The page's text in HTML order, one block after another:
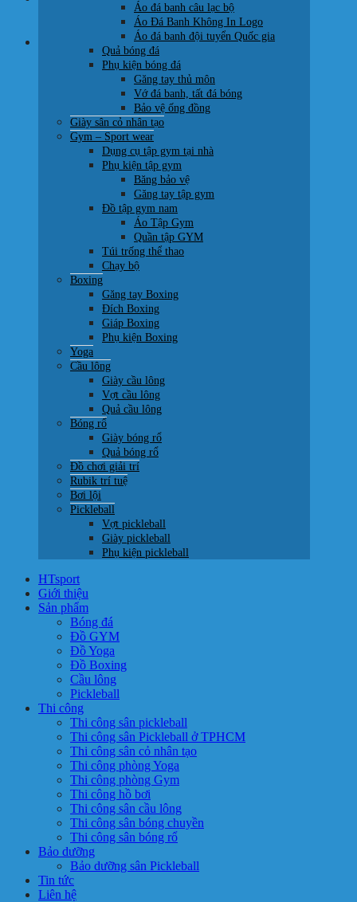
0707 22 77 93
Chưa có sản phẩm trong giỏ hàng.
Quay trở lại cửa hàng
Áo đá banh câu lạc bộ
Áo Đá Banh Không In Logo
Áo đá banh đội tuyển Quốc gia
Quả bóng đá
Phụ kiện bóng đá
Găng tay thủ môn
Vớ đá banh, tất đá bóng
Bảo vệ ống đồng
Giày sân cỏ nhân tạo
Gym – Sport wear
Dụng cụ tập gym tại nhà
Phụ kiện tập gym
Băng bảo vệ
Găng tay tập gym
Đồ tập gym nam
Áo Tập Gym
Quần tập GYM
Túi trống thể thao
Chạy bộ
Boxing
Găng tay Boxing
Đích Boxing
Giáp Boxing
Phụ kiện Boxing
Yoga
Cầu lông
Giày cầu lông
Vợt cầu lông
Quả cầu lông
Bóng rổ
Giày bóng rổ
Quả bóng rổ
Đồ chơi giải trí
Rubik trí tuệ
Bơi lội
Pickleball
Vợt pickleball
Giày pickleball
Phụ kiện pickleball
HTsport
Giới thiệu
Sản phẩm
Bóng đá
Đồ GYM
Đồ Yoga
Đồ Boxing
Cầu lông
Pickleball
Thi công
Thi công sân pickleball
Thi công sân Pickleball ở TPHCM
Thi công sân cỏ nhân tạo
Thi công phòng Yoga
Thi công phòng Gym
Thi công hồ bơi
Thi công sân cầu lông
Thi công sân bóng chuyền
Thi công sân bóng rổ
Bảo dưỡng
Bảo dưỡng sân Pickleball
Tin tức
Liên hệ